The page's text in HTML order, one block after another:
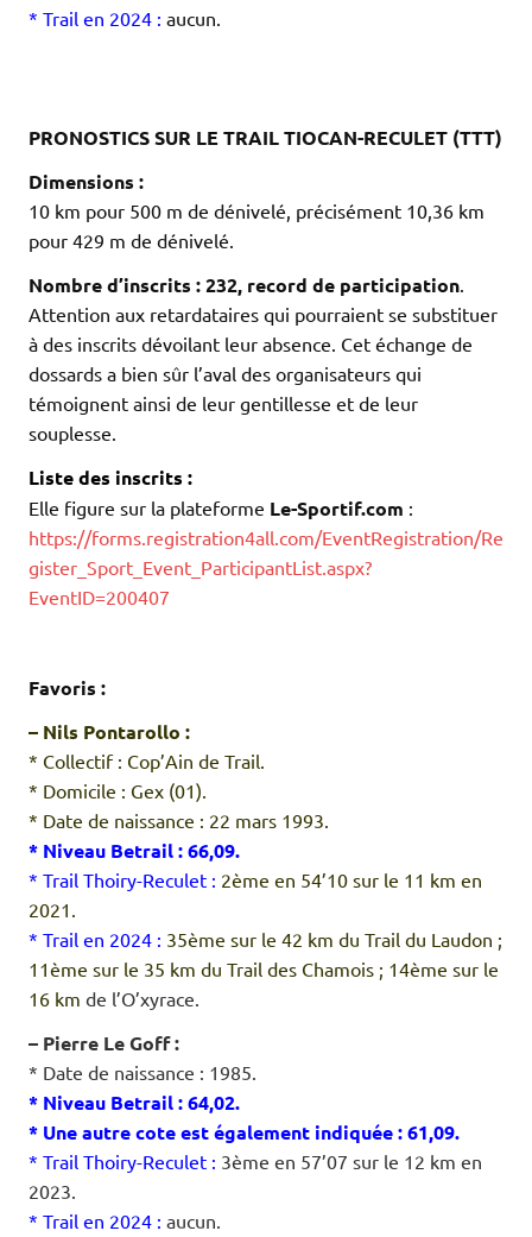
* Trail en 2024 : aucun.
PRONOSTICS SUR LE TRAIL TIOCAN-RECULET (TTT)
Dimensions :
10 km pour 500 m de dénivelé, précisément 10,36 km
pour 429 m de dénivelé.
Nombre d’inscrits : 232, record de participation.
Attention aux retardataires qui pourraient se substituer
à des inscrits dévoilant leur absence. Cet échange de
dossards a bien sûr l’aval des organisateurs qui
témoignent ainsi de leur gentillesse et de leur
souplesse.
Liste des inscrits :
Elle figure sur la plateforme Le-Sportif.com :
https://forms.registration4all.com/EventRegistration/Re
gister_Sport_Event_ParticipantList.aspx?
EventID=200407
Favoris :
– Nils Pontarollo :
* Collectif : Cop’Ain de Trail.
* Domicile : Gex (01).
* Date de naissance : 22 mars 1993.
* Niveau Betrail : 66,09.
* Trail Thoiry-Reculet : 2ème en 54’10 sur le 11 km en
2021.
* Trail en 2024 : 35ème sur le 42 km du Trail du Laudon ;
11ème sur le 35 km du Trail des Chamois ; 14ème sur le
16 km de l’O’xyrace.
– Pierre Le Goff :
* Date de naissance : 1985.
* Niveau Betrail : 64,02.
* Une autre cote est également indiquée : 61,09.
* Trail Thoiry-Reculet : 3ème en 57’07 sur le 12 km en
2023.
* Trail en 2024 : aucun.